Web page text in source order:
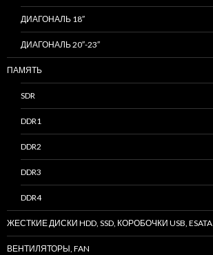
ДИАГОНАЛЬ 18″
ДИАГОНАЛЬ 20″-23″
ПАМЯТЬ
SDR
DDR1
DDR2
DDR3
DDR4
ЖЕСТКИЕ ДИСКИ HDD, SSD, КОРОБОЧКИ USB, ESATA
ВЕНТИЛЯТОРЫ, FAN